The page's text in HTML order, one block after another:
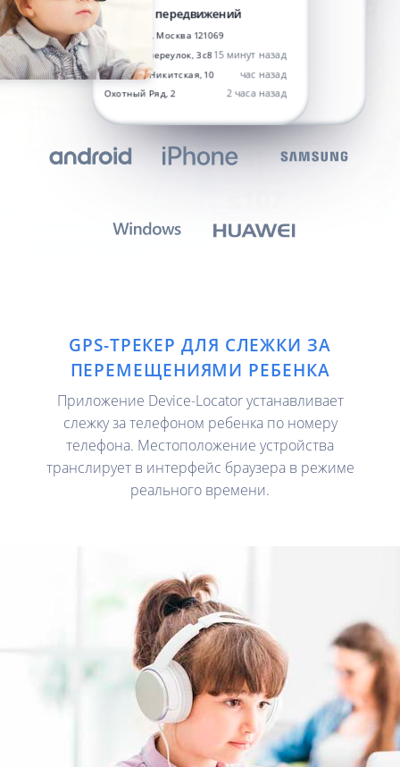
История передвижений
Россия, Москва 121069
Романов переулок, 3с8 15 минут назад
Большая Никитская, 10 час назад
Охотный Ряд, 2 2 часа назад
GPS-ТРЕКЕР ДЛЯ СЛЕЖКИ ЗА
ПЕРЕМЕЩЕНИЯМИ РЕБЕНКА
Приложение Device-Locator устанавливает
слежку за телефоном ребенка по номеру
телефона. Местоположение устройства
транслирует в интерфейс браузера в режиме
реального времени.